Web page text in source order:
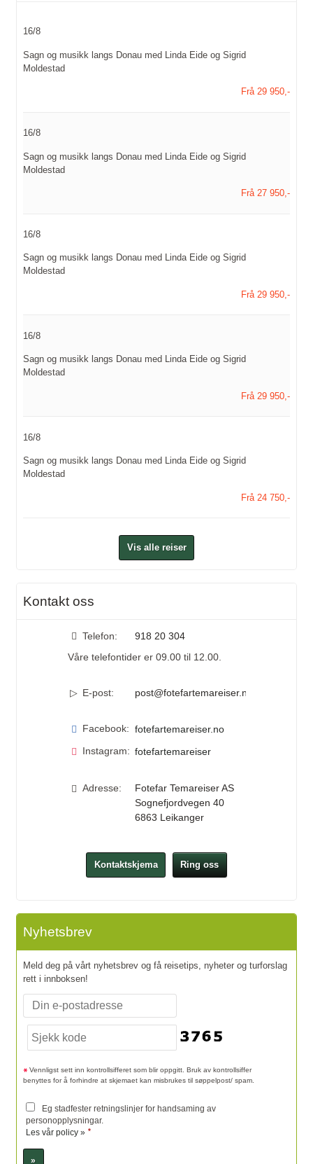
16/8
Sagn og musikk langs Donau med Linda Eide og Sigrid
Moldestad
Frå 29 950,-
16/8
Sagn og musikk langs Donau med Linda Eide og Sigrid
Moldestad
Frå 27 950,-
16/8
Sagn og musikk langs Donau med Linda Eide og Sigrid
Moldestad
Frå 29 950,-
16/8
Sagn og musikk langs Donau med Linda Eide og Sigrid
Moldestad
Frå 29 950,-
16/8
Sagn og musikk langs Donau med Linda Eide og Sigrid
Moldestad
Frå 24 750,-
Vis alle reiser
Kontakt oss
Telefon:
918 20 304
Våre telefontider er 09.00 til 12.00.
E-post: post@fotefartemareiser.no
Facebook: fotefartemareiser.no
Instagram: fotefartemareiser
Adresse:
Fotefar Temareiser AS
Sognefjordvegen 40
6863 Leikanger
Kontaktskjema Ring oss
Nyhetsbrev
Meld deg på vårt nyhetsbrev og få reisetips, nyheter og turforslag
rett i innboksen!
Vennligst sett inn kontrollsifferet som blir oppgitt. Bruk av kontrollsiffer
benyttes for å forhindre at skjemaet kan misbrukes til søppelpost/ spam.
Eg stadfester retningslinjer for handsaming av
personopplysningar.
Les vår policy » *